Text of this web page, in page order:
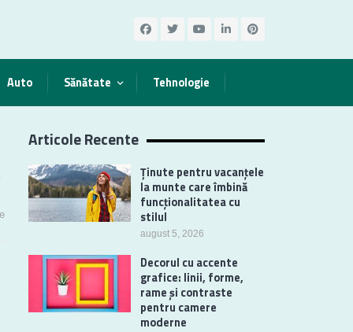
Auto Sănătate Tehnologie
Articole Recente
Ținute pentru vacanțele
la munte care îmbină
funcționalitatea cu
stilul
august 5, 2026
Decorul cu accente
grafice: linii, forme,
rame și contraste
pentru camere
moderne